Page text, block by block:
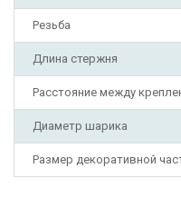
Резьба
Длина стержня
Расстояние между
Диаметр шарика
Размер декоративной